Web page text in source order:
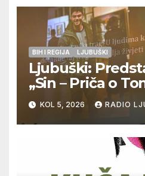
BIH I REGIJA LJUBUŠKI
Ljubuški:
„Sin – Priča o
Zdenka Hercega
KOL 5, 2026 RADIO